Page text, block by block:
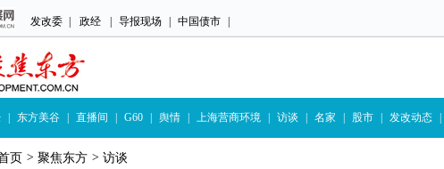
发改委 政经 导报现场 中国债市
东方美谷 直播间 G60 舆情 上海营商环境 访谈 名家 股市 发改动态
页 > 聚焦东方 > 访谈